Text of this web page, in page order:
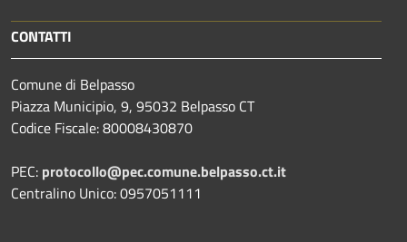
CONTATTI
Comune di Belpasso
Piazza Municipio, 9, 95032 Belpasso CT
Codice Fiscale: 80008430870
PEC: protocollo@pec.comune.belpasso.ct.it
Centralino Unico: 0957051111